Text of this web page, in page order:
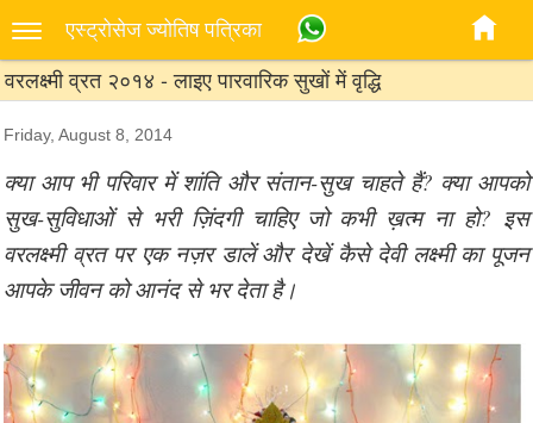
एस्‍ट्रोसेज ज्‍योतिष पत्रिका
वरलक्ष्मी व्रत २०१४ - लाइए पारवारिक सुखों में वृद्धि
Friday, August 8, 2014
क्या आप भी परिवार में शांति और संतान-सुख चाहते हैं? क्या आपको
सुख-सुविधाओं से भरी ज़िंदगी चाहिए जो कभी ख़त्म ना हो? इस
वरलक्ष्मी व्रत पर एक नज़र डालें और देखें कैसे देवी लक्ष्मी का पूजन
आपके जीवन को आनंद से भर देता है।